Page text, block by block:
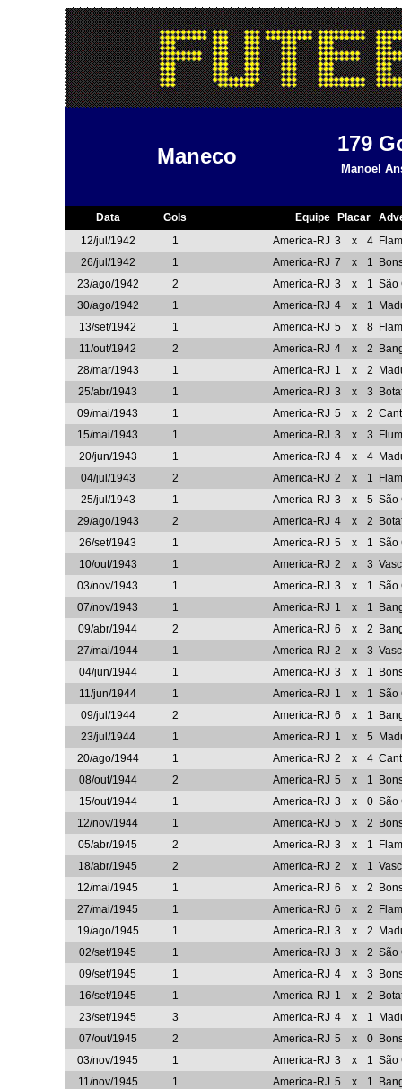
Maneco
179
Manoel
Data Gols Equipe Placar
12/jul/1942
1 America-RJ 3 x 4
26/jul/1942
1 America-RJ 7 x 1
23/ago/1942
2 America-RJ 3 x 1 São
30/ago/1942
1 America-RJ 4 x 1
13/set/1942
1 America-RJ 5 x 8
11/out/1942
2 America-RJ 4 x 2
28/mar/1943
1 America-RJ 1 x 2
25/abr/1943
1 America-RJ 3 x 3
09/mai/1943
1 America-RJ 5 x 2
15/mai/1943
1 America-RJ 3 x 3
20/jun/1943
1 America-RJ 4 x 4
04/jul/1943
2 America-RJ 2 x 1
25/jul/1943
1 America-RJ 3 x 5 São
29/ago/1943
2 America-RJ 4 x 2
26/set/1943
1 America-RJ 5 x 1 São
10/out/1943
1 America-RJ 2 x 3
03/nov/1943
1 America-RJ 3 x 1 São
07/nov/1943
1 America-RJ 1 x 1
09/abr/1944
2 America-RJ 6 x 2
27/mai/1944
1 America-RJ 2 x 3
04/jun/1944
1 America-RJ 3 x 1
11/jun/1944
1 America-RJ 1 x 1 São
09/jul/1944
2 America-RJ 6 x 1
23/jul/1944
1 America-RJ 1 x 5
20/ago/1944
1 America-RJ 2 x 4
08/out/1944
2 America-RJ 5 x 1
15/out/1944
1 America-RJ 3 x 0 São
12/nov/1944
1 America-RJ 5 x 2
05/abr/1945
2 America-RJ 3 x 1
18/abr/1945
2 America-RJ 2 x 1
12/mai/1945
1 America-RJ 6 x 2
27/mai/1945
1 America-RJ 6 x 2
19/ago/1945
1 America-RJ 3 x 2
02/set/1945
1 America-RJ 3 x 2 São
09/set/1945
1 America-RJ 4 x 3
16/set/1945
1 America-RJ 1 x 2
23/set/1945
3 America-RJ 4 x 1
07/out/1945
2 America-RJ 5 x 0
03/nov/1945
1 America-RJ 3 x 1 São
11/nov/1945
1 America-RJ 5 x 1